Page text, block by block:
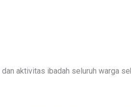
aktivitas ibadah seluruh warga